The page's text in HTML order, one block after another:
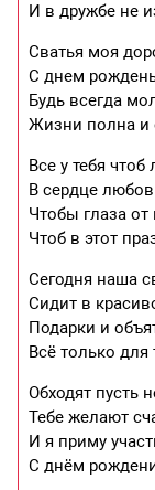
И в дружбе не
Сватья моя
С днем
Будь всегда
Жизни полна и
Все у тебя чтоб
В сердце
Чтобы глаза от
Чтоб в этот
Сегодня наша
Сидит в
Подарки и
Всё только для
Обходят пусть
Тебе желают
И я приму
С днём